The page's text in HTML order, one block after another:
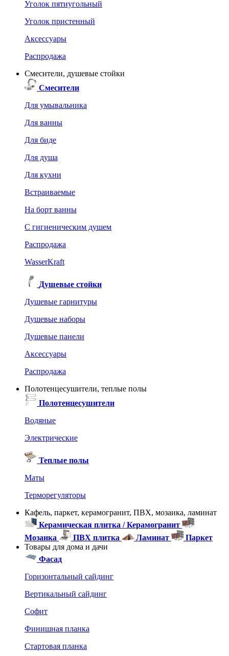
Уголок пятиугольный
Уголок пристенный
Аксессуары
Распродажа
Смесители, душевые стойки
Смесители
Для умывальника
Для ванны
Для биде
Для душа
Для кухни
Встраиваемые
На борт ванны
C гигиеническим душем
Распродажа
WasserKraft
Душевые стойки
Душевые гарнитуры
Душевые наборы
Душевые панели
Аксессуары
Распродажа
Полотенцесушители, теплые полы
Полотенцесушители
Водяные
Электрические
Теплые полы
Маты
Терморегуляторы
Кафель, паркет, керамогранит, ПВХ, мозаика, ламинат
Керамическая плитка / Керамогранит
Мозаика
ПВХ плитка Ламинат
Паркет
Товары для дома и дачи
Фасад
Горизонтальный сайдинг
Вертикальный сайдинг
Софит
Финишная планка
Стартовая планка